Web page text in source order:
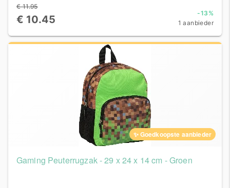
€ 11.95
€ 10.45
-13%
1 aanbieder
✨ Goedkoopste aanbieder
Gaming Peuterrugzak - 29 x 24 x 14 cm - Groen